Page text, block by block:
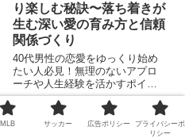
り楽しむ秘訣〜落ち着きが
生む深い愛の育み方と信頼
関係づくり
40代男性の恋愛をゆっくり始め
たい人必見！無理のないアプロ
ーチや人生経験を活かすポイン
ト、深い信頼を築く秘訣を徹底
解説。落ち着きや自分らしさを
大切に、じっくりと魅力を引き
出す方法をお伝えします。40代
MLB サッカー 広告ポリシー
プライバシーポ
リシー